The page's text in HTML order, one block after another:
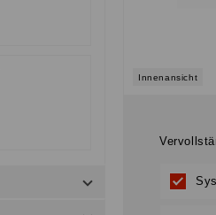
Innenansicht